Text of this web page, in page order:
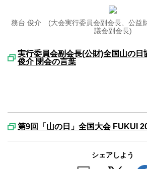
務台 俊介 (大会実行委員会副会長、公益
議会副会長)
実行委員会副会長(公財)全国山の
俊介 閉会の言葉
第9回「山の日」全国大会 FUKUI
シェアしよう